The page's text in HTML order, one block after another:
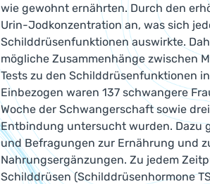
wie gewohnt ernährten. Durch den
Urin-Jodkonzentration an, was sich
Schilddrüsenfunktionen auswirkte.
mögliche Zusammenhänge zwischen
Tests zu den Schilddrüsenfunktionen
Einbezogen waren 137 schwangere
Woche der Schwangerschaft sowie
Entbindung untersucht wurden. Dazu
und Befragungen zur Ernährung und
Nahrungsergänzungen. Zu jedem
Schilddrüsen (Schilddrüsenhormone